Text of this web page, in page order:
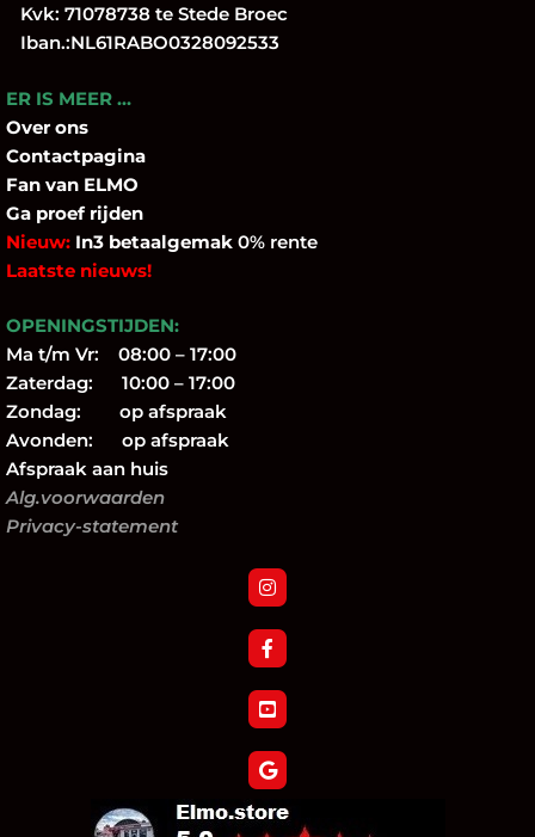
Kvk: 71078738 te Stede Broec
Iban.:NL61RABO0328092533
ER IS MEER …
Over ons
Contactpagina
Fan van ELMO
Ga proef rijden
Nieuw: In3 betaalgemak 0% rente
Laatste nieuws!
OPENINGSTIJDEN:
Ma t/m Vr: 08:00 – 17:00
Zaterdag: 10:00 – 17:00
Zondag: op afspraak
Avonden: op afspraak
Afspraak aan huis
Alg.voorwaarden
Privacy-statement